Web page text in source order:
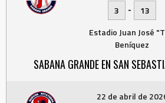
3
-
13
Estadio Juan José
Beníquez
SABANA GRANDE EN SAN
22 de abril de